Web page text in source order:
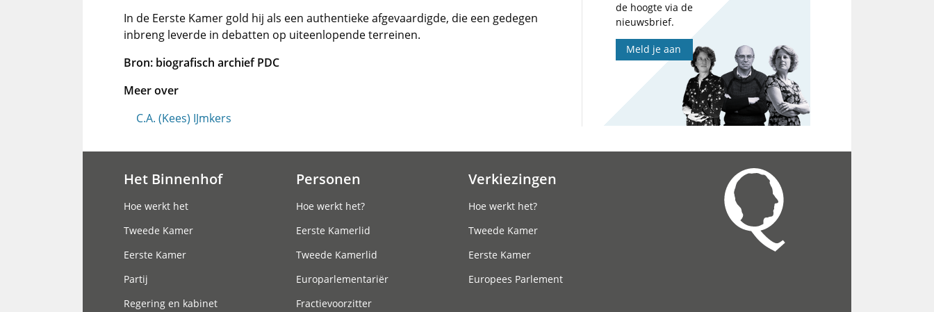
In de Eerste Kamer gold hij als een authentieke afgevaardigde, die een gedegen
inbreng leverde in debatten op uiteenlopende terreinen.
Bron: biografisch archief PDC
Meer over
C.A. (Kees) IJmkers
de hoogte via de
nieuwsbrief.
Meld je aan
Het Binnenhof
Hoe werkt het
Tweede Kamer
Eerste Kamer
Partij
Regering en kabinet
Personen
Hoe werkt het?
Eerste Kamerlid
Tweede Kamerlid
Europarlementariër
Fractievoorzitter
Verkiezingen
Hoe werkt het?
Tweede Kamer
Eerste Kamer
Europees Parlement